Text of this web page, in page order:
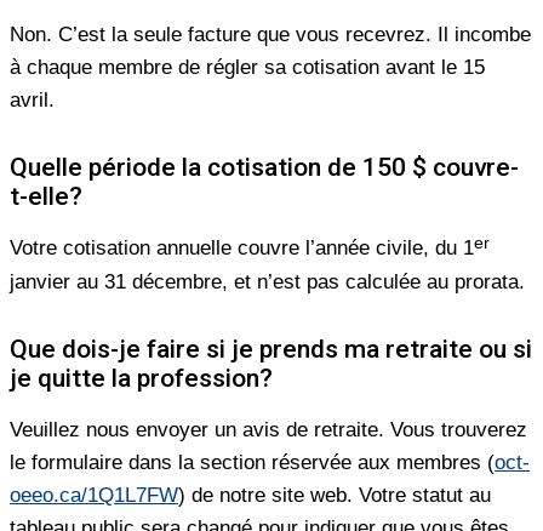
Non. C’est la seule facture que vous recevrez. Il incombe
à chaque membre de régler sa cotisation avant le 15
avril.
Quelle période la cotisation de 150 $ couvre-
t-elle?
Votre cotisation annuelle couvre l’année civile, du 1er
janvier au 31 décembre, et n’est pas calculée au prorata.
Que dois-je faire si je prends ma retraite ou si
je quitte la profession?
Veuillez nous envoyer un avis de retraite. Vous trouverez
le formulaire dans la section réservée aux membres (oct-
oeeo.ca/1Q1L7FW) de notre site web. Votre statut au